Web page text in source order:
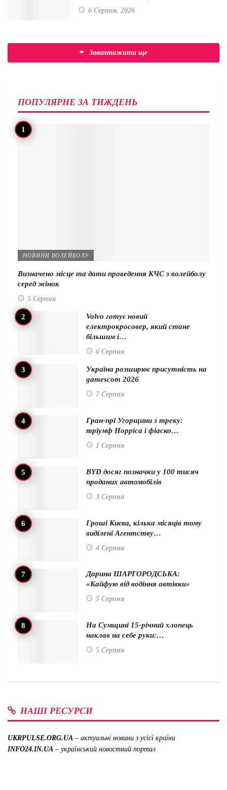
6 Серпня, 2026
Завантажити ще
ПОПУЛЯРНЕ ЗА ТИЖДЕНЬ
НОВИНИ ВОЛЕЙБОЛУ
Визначено місце та дати проведення КЧС з волейболу
серед жінок
5 Серпня
Volvo готує новий
електрокросовер, який стане
більшим і…
6 Серпня
Україна розширює присутність на
gamescom 2026
7 Серпня
Гран-прі Угорщини з треку:
тріумф Норріса і фіаско…
1 Серпня
BYD досяг позначки у 100 тисяч
проданих автомобілів
3 Серпня
Гроші Києва, кілька місяців тому
виділені Агентству…
4 Серпня
Дарина ШАРГОРОДСЬКА:
«Кайфую від водіння автівки»
5 Серпня
На Сумщині 15-річний хлопець
наклав на себе руки:…
5 Серпня
НАШІ РЕСУРСИ
UKRPULSE.ORG.UA – актуальні новини з усієї країни
INFO24.IN.UA – український новостний портал